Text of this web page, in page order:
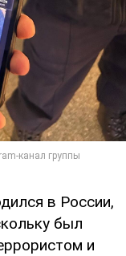
в России,
был
и